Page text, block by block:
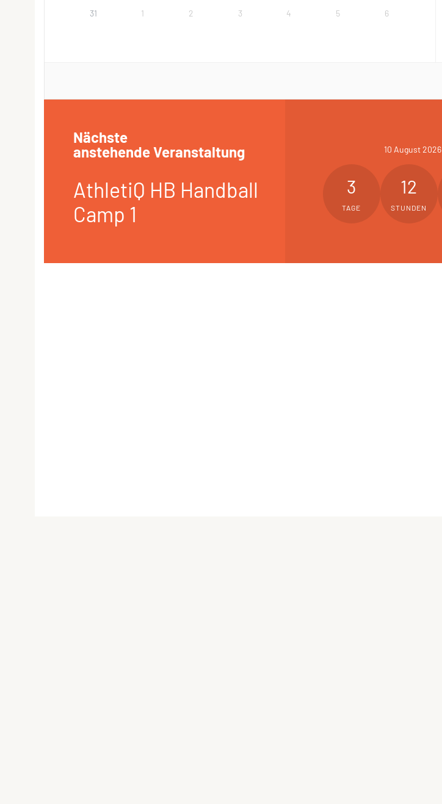
31 1 2 3 4 5 6
Nächste
anstehende Veranstaltung
AthletiQ HB Handball
Camp 1
10 August 2026
3
TAGE
12
STUNDEN